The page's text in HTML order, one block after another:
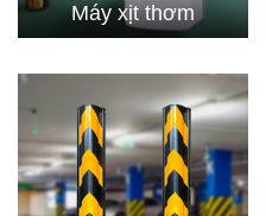
Máy xịt thơm